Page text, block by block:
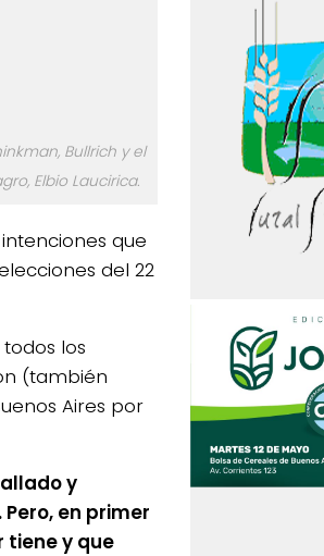
Bullrich y el
Elbio Laucirica.
que
del 22
los
(también
Aires por
y
en primer
tiene y que